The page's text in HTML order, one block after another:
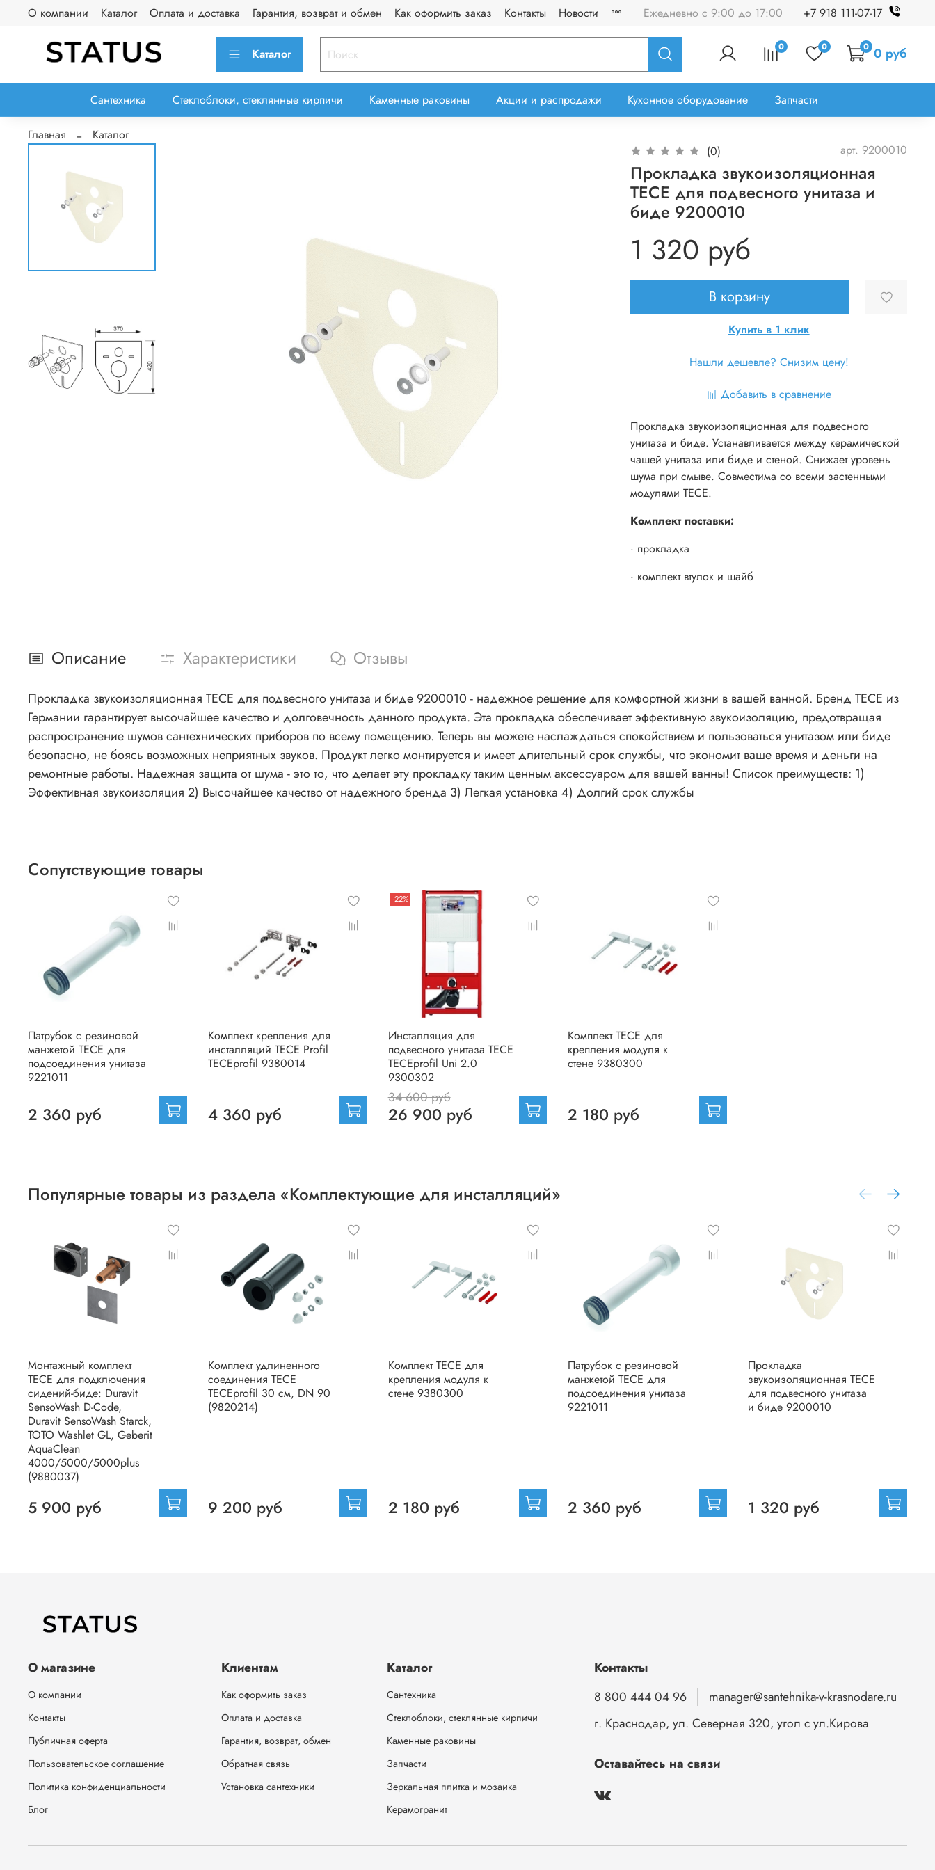
О компании Каталог Оплата и доставка Гарантия, возврат и обмен Как оформить заказ Контакты Новости Ежедневно с 9:00 до 17:00 +7 918 111-07-17
Каталог 0 0 0 0 руб
Сантехника Стеклоблоки, стеклянные кирпичи Каменные раковины Акции и распродажи Кухонное оборудование Запчасти
Главная
Каталог
(0)
арт. 9200010
Прокладка звукоизоляционная
TECE для подвесного унитаза и
биде 9200010
1 320 руб
В корзину
Купить в 1 клик
Нашли дешевле? Снизим цену!
Добавить в сравнение
Прокладка звукоизоляционная для подвесного
унитаза и биде. Устанавливается между керамической
чашей унитаза или биде и стеной. Снижает уровень
шума при смыве. Совместима со всеми застенными
модулями TECE.
Комплект поставки:
· прокладка
· комплект втулок и шайб
Описание Характеристики Отзывы
Прокладка звукоизоляционная TECE для подвесного унитаза и биде 9200010 - надежное решение для комфортной жизни в вашей ванной. Бренд TECE из
Германии гарантирует высочайшее качество и долговечность данного продукта. Эта прокладка обеспечивает эффективную звукоизоляцию, предотвращая
распространение шумов сантехнических приборов по всему помещению. Теперь вы можете наслаждаться спокойствием и пользоваться унитазом или биде
безопасно, не боясь возможных неприятных звуков. Продукт легко монтируется и имеет длительный срок службы, что экономит ваше время и деньги на
ремонтные работы. Надежная защита от шума - это то, что делает эту прокладку таким ценным аксессуаром для вашей ванны! Список преимуществ: 1)
Эффективная звукоизоляция 2) Высочайшее качество от надежного бренда 3) Легкая установка 4) Долгий срок службы
Сопутствующие товары
Патрубок с резиновой
манжетой TECE для
подсоединения унитаза
9221011
2 360 руб
Комплект крепления для
инсталляций TECE Profil
TECEprofil 9380014
4 360 руб
-22%
Инсталляция для
подвесного унитаза TECE
TECEprofil Uni 2.0
9300302
34 600 руб
26 900 руб
Комплект TECE для
крепления модуля к
стене 9380300
2 180 руб
Популярные товары из раздела «Комплектующие для инсталляций»
Монтажный комплект
TECE для подключения
сидений-биде: Duravit
SensoWash D-Code,
Duravit SensoWash Starck,
TOTO Washlet GL, Geberit
AquaClean
4000/5000/5000plus
(9880037)
5 900 руб
Комплект удлиненного
соединения TECE
TECEprofil 30 см, DN 90
(9820214)
9 200 руб
Комплект TECE для
крепления модуля к
стене 9380300
2 180 руб
Патрубок с резиновой
манжетой TECE для
подсоединения унитаза
9221011
2 360 руб
Прокладка
звукоизоляционная TECE
для подвесного унитаза
и биде 9200010
1 320 руб
О магазине
О компании
Контакты
Публичная оферта
Пользовательское соглашение
Политика конфиденциальности
Блог
Клиентам
Как оформить заказ
Оплата и доставка
Гарантия, возврат, обмен
Обратная связь
Установка сантехники
Каталог
Сантехника
Стеклоблоки, стеклянные кирпичи
Каменные раковины
Запчасти
Зеркальная плитка и мозаика
Керамогранит
Контакты
8 800 444 04 96
manager@santehnika-v-krasnodare.ru
г. Краснодар, ул. Северная 320, угол с ул.Кирова
Оставайтесь на связи